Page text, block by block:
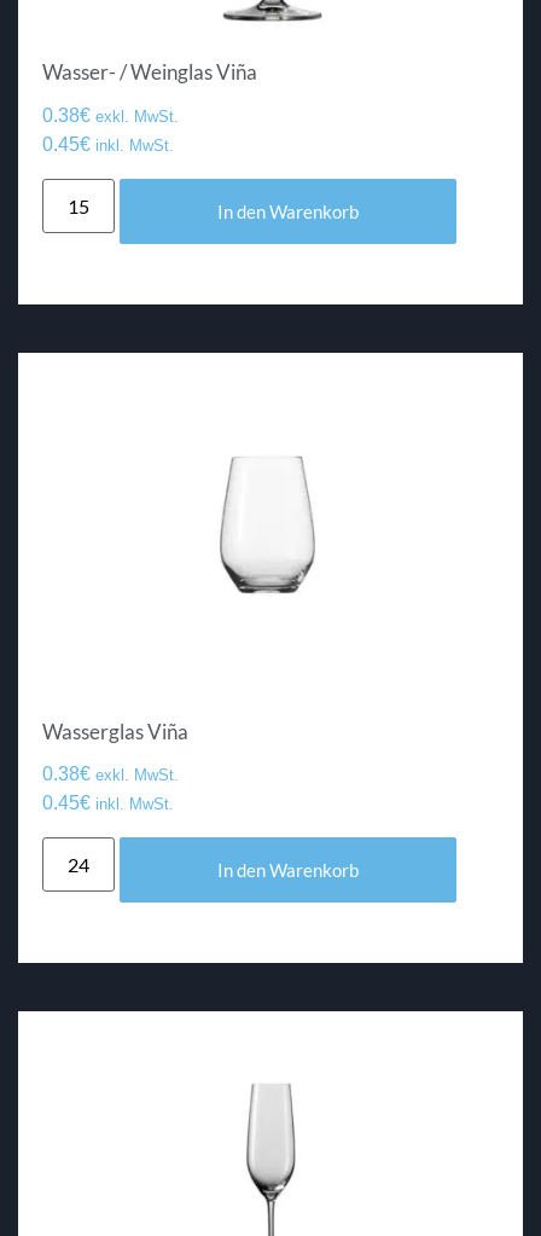
Wasser- / Weinglas Viña
0.38€ exkl. MwSt.
0.45€ inkl. MwSt.
In den Warenkorb
Wasserglas Viña
0.38€ exkl. MwSt.
0.45€ inkl. MwSt.
In den Warenkorb